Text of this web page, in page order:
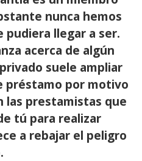
nunca hemos
llegar a ser.
acerca de algún
suele ampliar
préstamo por motivo
las prestamistas que
tú para realizar
a rebajar el peligro